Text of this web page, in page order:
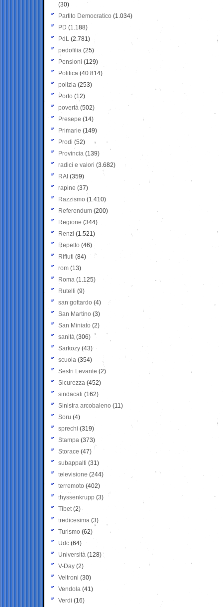
(30)
Partito Democratico (1.034)
PD (1.188)
PdL (2.781)
pedofilia (25)
Pensioni (129)
Politica (40.814)
polizia (253)
Porto (12)
povertà (502)
Presepe (14)
Primarie (149)
Prodi (52)
Provincia (139)
radici e valori (3.682)
RAI (359)
rapine (37)
Razzismo (1.410)
Referendum (200)
Regione (344)
Renzi (1.521)
Repetto (46)
Rifiuti (84)
rom (13)
Roma (1.125)
Rutelli (9)
san gottardo (4)
San Martino (3)
San Miniato (2)
sanità (306)
Sarkozy (43)
scuola (354)
Sestri Levante (2)
Sicurezza (452)
sindacati (162)
Sinistra arcobaleno (11)
Soru (4)
sprechi (319)
Stampa (373)
Storace (47)
subappalti (31)
televisione(244)
terremoto (402)
thyssenkrupp (3)
Tibet(2)
tredicesima (3)
Turismo (62)
Udc (64)
Università (128)
V-Day (2)
Veltroni (30)
Vendola (41)
Verdi (16)